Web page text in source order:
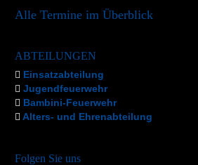
Alle Termine im Überblick
ABTEILUNGEN
Einsatzabteilung
Jugendfeuerwehr
Bambini-Feuerwehr
Alters- und Ehrenabteilung
Folgen Sie uns